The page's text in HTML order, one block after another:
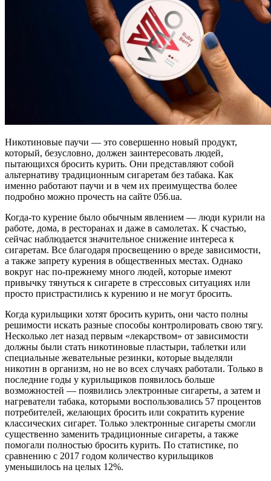
Никотиновые паучи — это совершенно новый продукт,
который, безусловно, должен заинтересовать людей,
пытающихся бросить курить. Они представляют собой
альтернативу традиционным сигаретам без табака. Как
именно работают паучи и в чем их преимущества более
подробно можно прочесть на сайте 056.ua.
Когда-то курение было обычным явлением — люди курили на
работе, дома, в ресторанах и даже в самолетах. К счастью,
сейчас наблюдается значительное снижение интереса к
сигаретам. Все благодаря просвещению о вреде зависимости,
а также запрету курения в общественных местах. Однако
вокруг нас по-прежнему много людей, которые имеют
привычку тянуться к сигарете в стрессовых ситуациях или
просто пристрастились к курению и не могут бросить.
Когда курильщики хотят бросить курить, они часто полны
решимости искать разные способы контролировать свою тягу.
Несколько лет назад первым «лекарством» от зависимости
должны были стать никотиновые пластыри, таблетки или
специальные жевательные резинки, которые выделяли
никотин в организм, но не во всех случаях работали. Только в
последние годы у курильщиков появилось больше
возможностей — появились электронные сигареты, а затем и
нагреватели табака, которыми воспользовались 57 процентов
потребителей, желающих бросить или сократить курение
классических сигарет. Только электронные сигареты смогли
существенно заменить традиционные сигареты, а также
помогали полностью бросить курить. По статистике, по
сравнению с 2017 годом количество курильщиков
уменьшилось на целых 12%.